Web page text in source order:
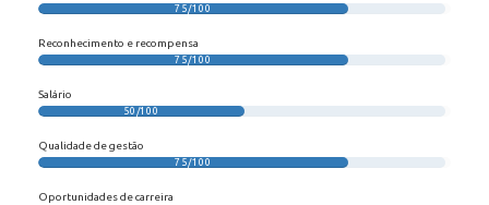
75/100
Reconhecimento e recompensa
75/100
Salário
50/100
Qualidade de gestão
75/100
Oportunidades de carreira